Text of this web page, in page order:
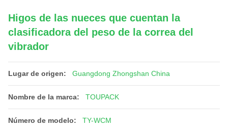
Higos de las nueces que cuentan la
clasificadora del peso de la correa del
vibrador
Lugar de origen: Guangdong Zhongshan China
Nombre de la marca: TOUPACK
Número de modelo: TY-WCM